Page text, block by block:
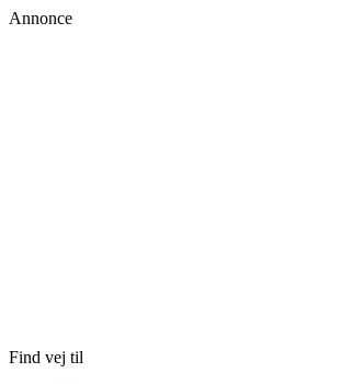
Annonce
Find vej til